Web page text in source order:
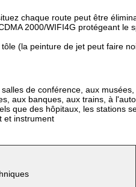
chaque route peut être
2000/WIFI4G protégeant
(la peinture de jet peut faire
de conférence, aux
aux banques, aux trains, à
que des hôpitaux, les
et instrument